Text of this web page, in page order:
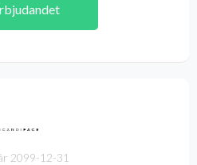
2099-12-31